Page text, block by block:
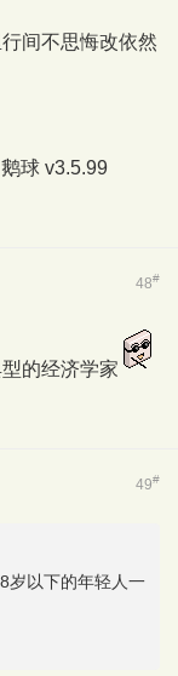
间不思悔改依然
鹅球 v3.5.99
48#
的经济学家
49#
岁以下的年轻人一